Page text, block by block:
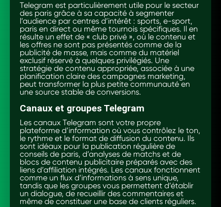
Telegram est particulièrement utile pour le secteur
des paris grâce à sa capacité à segmenter
l’audience par centres d’intérêt : sports, e-sport,
paris en direct ou même tournois spécifiques. Il en
résulte un effet de « club privé », où le contenu et
les offres ne sont pas présentés comme de la
publicité de masse, mais comme du matériel
exclusif réservé à quelques privilégiés. Une
stratégie de contenu appropriée, associée à une
planification claire des campagnes marketing,
peut transformer la plus petite communauté en
une source stable de conversions.
Canaux et groupes Telegram
Les canaux Telegram sont votre propre
plateforme d’information où vous contrôlez le ton,
le rythme et le format de diffusion du contenu. Ils
sont idéaux pour la publication régulière de
conseils de paris, d’analyses de matchs et de
blocs de contenu publicitaire préparés avec des
liens d’affiliation intégrés. Les canaux fonctionnent
comme un flux d’informations à sens unique,
tandis que les groupes vous permettent d’établir
un dialogue, de recueillir des commentaires et
même de constituer une base de clients réguliers.